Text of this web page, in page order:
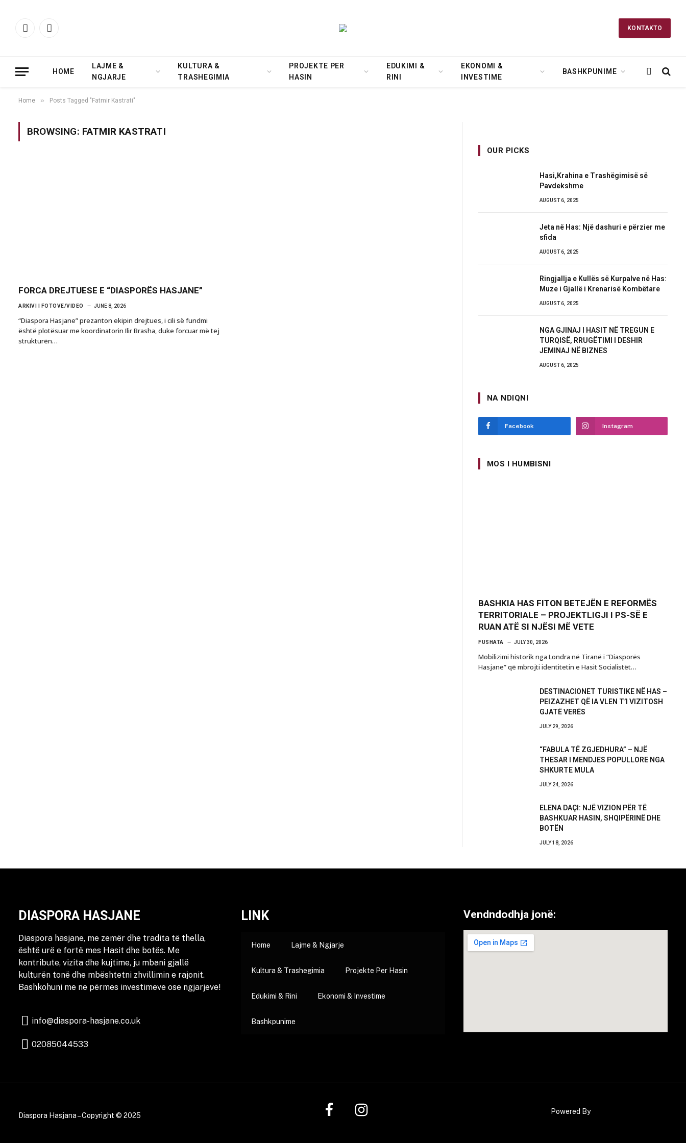
FacebookInstagram
KONTAKTO
HOME
LAJME &
NGJARJE
KULTURA &
TRASHEGIMIA
PROJEKTE PER
HASIN
EDUKIMI &
RINI
EKONOMI &
INVESTIME
BASHKPUNIME
Home » Posts Tagged "Fatmir Kastrati"
BROWSING: FATMIR KASTRATI
FORCA DREJTUESE E “DIASPORËS HASJANE”
ARKIVI I FOTOVE/VIDEO JUNE 8, 2026
“Diaspora Hasjane” prezanton ekipin drejtues, i cili së fundmi
është plotësuar me koordinatorin Ilir Brasha, duke forcuar më tej
strukturën…
OUR PICKS
Hasi,Krahina e Trashëgimisë së
Pavdekshme
AUGUST 6, 2025
Jeta në Has: Një dashuri e përzier me
sfida
AUGUST 6, 2025
Ringjallja e Kullës së Kurpalve në Has:
Muze i Gjallë i Krenarisë Kombëtare
AUGUST 6, 2025
NGA GJINAJ I HASIT NË TREGUN E
TURQISË, RRUGËTIMI I DESHIR
JEMINAJ NË BIZNES
AUGUST 6, 2025
NA NDIQNI
Facebook Instagram
MOS I HUMBISNI
BASHKIA HAS FITON BETEJËN E REFORMËS
TERRITORIALE – PROJEKTLIGJI I PS-SË E
RUAN ATË SI NJËSI MË VETE
FUSHATA JULY 30, 2026
Mobilizimi historik nga Londra në Tiranë i “Diasporës
Hasjane” që mbrojti identitetin e Hasit Socialistët…
DESTINACIONET TURISTIKE NË HAS –
PEIZAZHET QË IA VLEN T’I VIZITOSH
GJATË VERËS
JULY 29, 2026
“FABULA TË ZGJEDHURA” – NJË
THESAR I MENDJES POPULLORE NGA
SHKURTE MULA
JULY 24, 2026
ELENA DAÇI: NJË VIZION PËR TË
BASHKUAR HASIN, SHQIPËRINË DHE
BOTËN
JULY 18, 2026
DIASPORA HASJANE
Diaspora hasjane, me zemër dhe tradita të thella,
është urë e fortë mes Hasit dhe botës. Me
kontribute, vizita dhe kujtime, ju mbani gjallë
kulturën tonë dhe mbështetni zhvillimin e rajonit.
Bashkohuni me ne përmes investimeve ose ngjarjeve!
info@diaspora-hasjane.co.uk
02085044533
LINK
Home Lajme & Ngjarje
Kultura & Trashegimia Projekte Per Hasin
Edukimi & Rini Ekonomi & Investime
Bashkpunime
Vendndodhja jonë:
Diaspora Hasjana – Copyright © 2025 Powered By